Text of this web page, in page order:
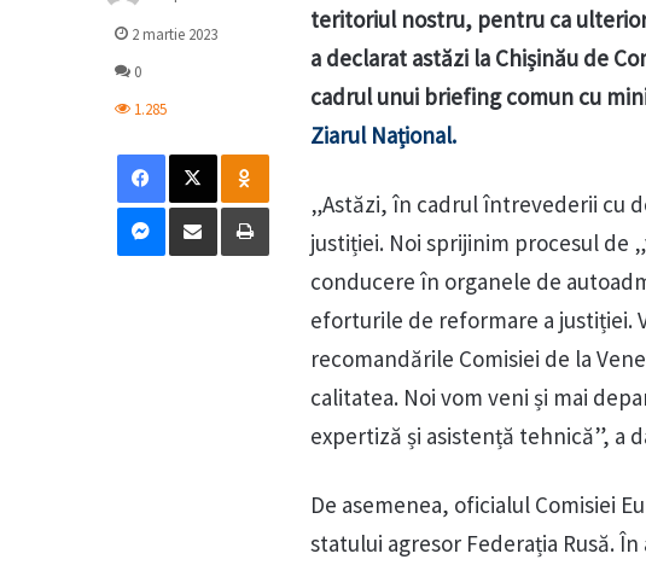
teritoriul nostru, pentru ca
a declarat astăzi la Chișinău de
cadrul unui briefing comun cu
Ziarul Național.
„Astăzi, în cadrul întrevederii cu
justiției. Noi sprijinim procesul
conducere în organele de
eforturile de reformare a justiției.
recomandările Comisiei de la
calitatea. Noi vom veni și mai
expertiză și asistență tehnică”, a
De asemenea, oficialul Comisiei
statului agresor Federația Rusă.
2 martie 2023
0
1.285
Facebook
X Odnoklassniki
Messenger
Distribuie prin mail Tipărește